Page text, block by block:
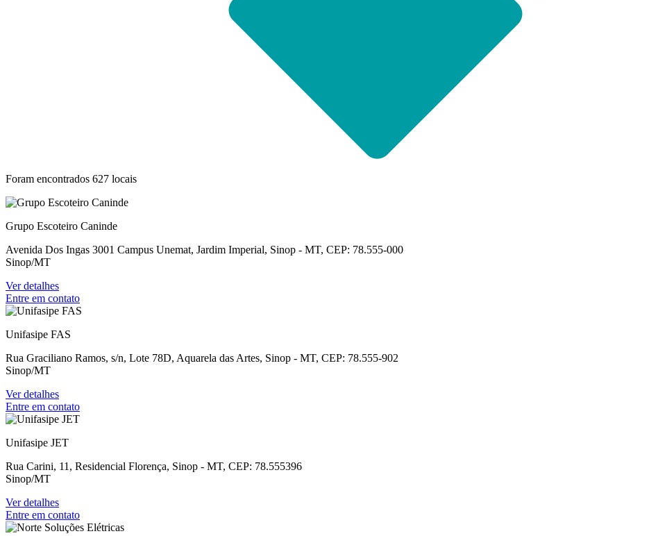
Foram encontrados 627 locais
Grupo Escoteiro Caninde
Avenida Dos Ingas 3001 Campus Unemat, Jardim Imperial, Sinop - MT, CEP: 78.555-000
Sinop/MT
Ver detalhes
Entre em contato
Unifasipe FAS
Rua Graciliano Ramos, s/n, Lote 78D, Aquarela das Artes, Sinop - MT, CEP: 78.555-902
Sinop/MT
Ver detalhes
Entre em contato
Unifasipe JET
Rua Carini, 11, Residencial Florença, Sinop - MT, CEP: 78.555396
Sinop/MT
Ver detalhes
Entre em contato